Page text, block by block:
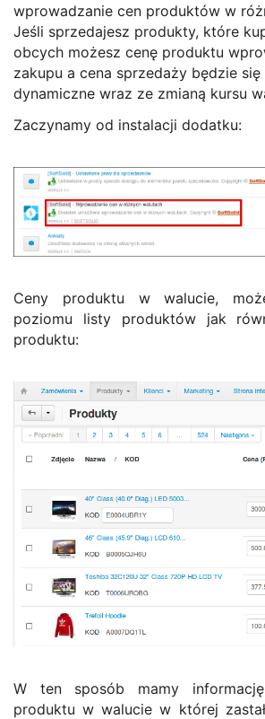
wprowadzanie cen produktów w
Jeśli sprzedajesz produkty, które
obcych możesz cenę produktu
zakupu a cena sprzedaży będzie się
dynamiczne wraz ze zmianą kursu
Zaczynamy od instalacji dodatku:
Ceny produktu w walucie,
poziomu listy produktów jak
produktu:
W ten sposób mamy
produktu w walucie w której